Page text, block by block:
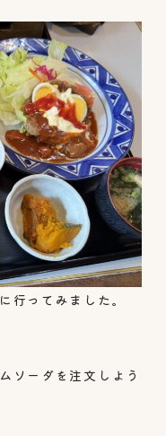
行ってみました。
ソーダを注文しよう